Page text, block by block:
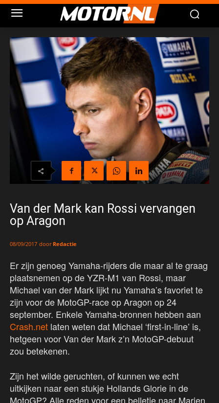
Van der Mark kan Rossi vervangen
op Aragon
08/09/2017 door Redactie
Er zijn genoeg Yamaha-rijders die maar al te graag
plaatsnemen op de YZR-M1 van Rossi, maar
Michael van der Mark lijkt nu Yamaha’s favoriet te
zijn voor de MotoGP-race op Aragon op 24
september. Enkele Yamaha-bronnen hebben aan
Crash.net laten weten dat Michael ‘first-in-line’ is,
hetgeen voor Van der Mark z’n MotoGP-debuut
zou betekenen.
Zijn het wilde geruchten, of kunnen we echt
uitkijken naar een stukje Hollands Glorie in de
MotoGP? Alle reden voor een belletje naar Marien